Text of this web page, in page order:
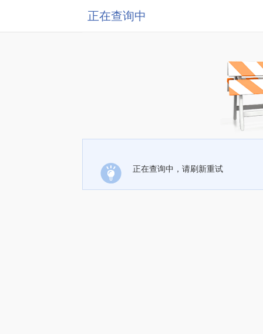
正在查询中
正在查询中，请刷新重试